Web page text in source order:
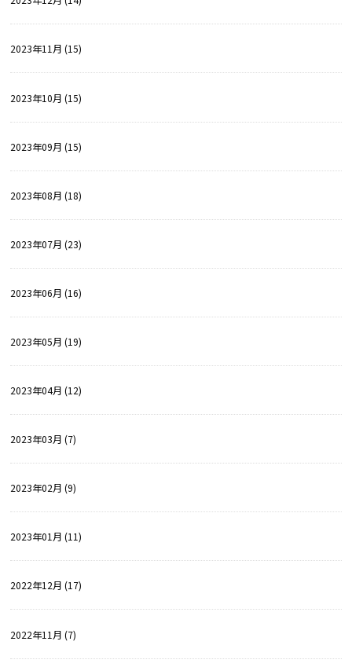
2023年11月 (15)
2023年10月 (15)
2023年09月 (15)
2023年08月 (18)
2023年07月 (23)
2023年06月 (16)
2023年05月 (19)
2023年04月 (12)
2023年03月 (7)
2023年02月 (9)
2023年01月 (11)
2022年12月 (17)
2022年11月 (7)